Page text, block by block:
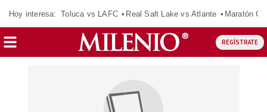
Hoy interesa: Toluca vs LAFC Real Salt Lake vs Atlante Maratón
REGÍSTRATE